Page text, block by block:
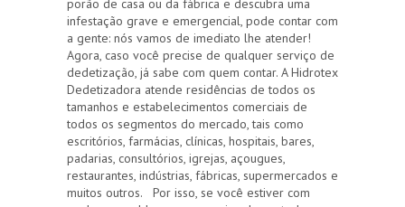
porão de casa ou da fábrica e descubra uma
infestação grave e emergencial, pode contar com
a gente: nós vamos de imediato lhe atender!
Agora, caso você precise de qualquer serviço de
dedetização, já sabe com quem contar. A Hidrotex
Dedetizadora atende residências de todos os
tamanhos e estabelecimentos comerciais de
todos os segmentos do mercado, tais como
escritórios, farmácias, clínicas, hospitais, bares,
padarias, consultórios, igrejas, açougues,
restaurantes, indústrias, fábricas, supermercados e
muitos outros. Por isso, se você estiver com